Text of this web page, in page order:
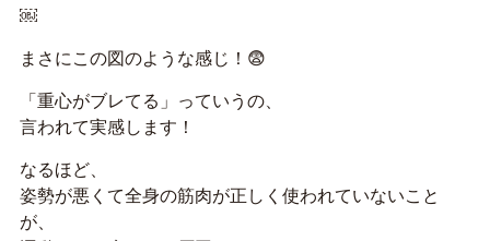
￼
まさにこの図のような感じ！😨
「重心がブレてる」っていうの、
言われて実感します！
なるほど、
姿勢が悪くて全身の筋肉が正しく使われていないこと
が、